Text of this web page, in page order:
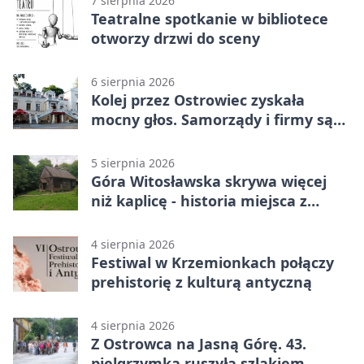
Teatralne spotkanie w bibliotece
otworzy drzwi do sceny
6 sierpnia 2026
Kolej przez Ostrowiec zyskała
mocny głos. Samorządy i firmy są
5 sierpnia 2026
Góra Witosławska skrywa więcej
niż kaplicę - historia miejsca z
4 sierpnia 2026
Festiwal w Krzemionkach połączy
prehistorię z kulturą antyczną
4 sierpnia 2026
Z Ostrowca na Jasną Górę. 43.